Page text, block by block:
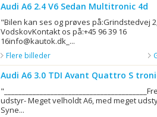
Audi A6 2.4 V6 Sedan Multitronic 4d
"Bilen kan ses og prøves på:Grindstedvej
VodskovKontakt os på:+45 96 39 16
16info@kautok.dk_...
Flere billeder
Audi A6 3.0 TDI Avant Quattro S
udstyr- Meget velholdt A6, med meget
Syne...